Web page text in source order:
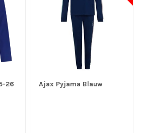
26 Ajax Pyjama Blauw